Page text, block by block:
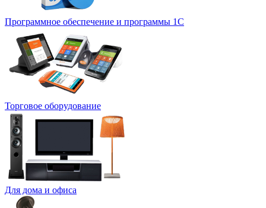
Программное обеспечение и программы 1С
Торговое оборудование
Для дома и офиса